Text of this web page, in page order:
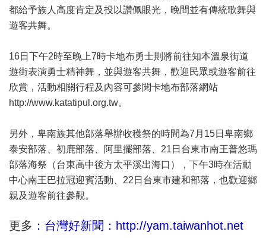
都給予族人高度肯定及投以讚佩眼光，晚間並有傳統歌舞與
遊客共舞。
16日下午2時至晚上7時卡地布勇士則將前往知本溫泉街道
遊街表演勇士精神舞，並與遊客共舞，歡迎民眾或遊客前往
欣賞，活動相關行程及內容可參閱卡地布部落網站
http://www.katatipul.org.tw。
另外，卑南族其他部落舉辦收穫祭的時間為7月15日卑南鄉
泰安部落、初鹿部落、阿里擺部落、21日台東市南王普悠瑪
部落海祭（台東高中後方太平溪出海口），下午3時在活動
中心南王巴拉冠迎賓活動、22日台東市建和部落，也歡迎鄉
親及遊客前往參觀。
更多 ：台灣好新聞：http://yam.taiwanhot.net